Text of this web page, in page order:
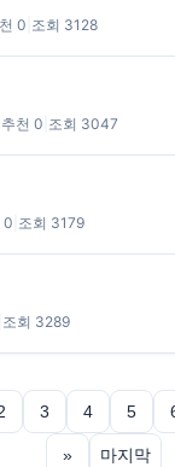
0 조회 3128
추천 0 조회 3047
0 조회 3179
조회 3289
3 4 5
» 마지막